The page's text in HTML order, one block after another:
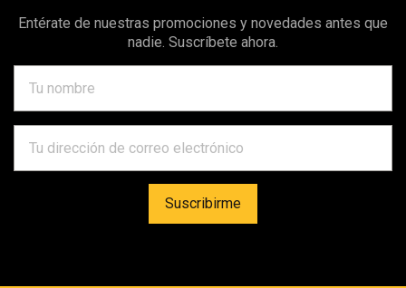
Entérate de nuestras promociones y novedades antes que
nadie. Suscríbete ahora.